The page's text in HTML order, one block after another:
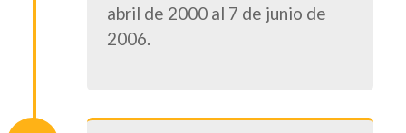
abril de 2000 al 7 de junio de
2006.